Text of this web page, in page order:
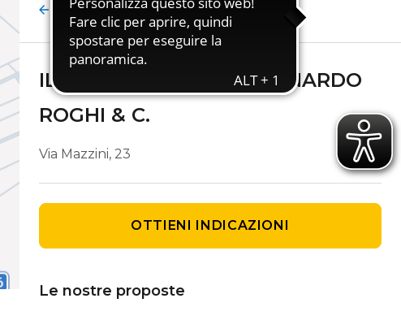
Dettaglio agenzia
IL GIRASOLE SNC DI LEONARDO
ROGHI & C.
Via Mazzini, 23
OTTIENI INDICAZIONI
Le nostre proposte